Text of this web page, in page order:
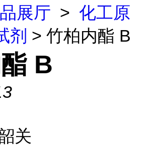
展厅 > 化工原
剂 > 竹柏内酯 B
B
关